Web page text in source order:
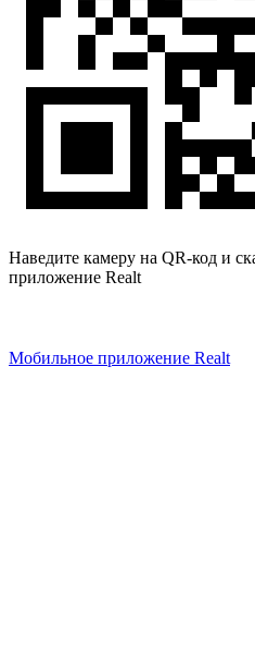
Наведите камеру на QR-код и
приложение Realt
Мобильное приложение Realt